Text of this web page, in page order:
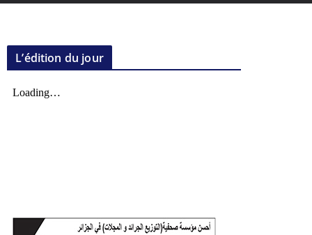
L’édition du jour